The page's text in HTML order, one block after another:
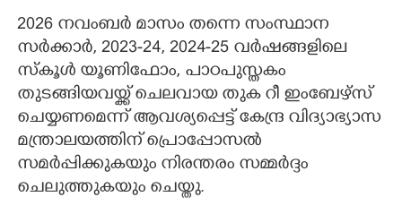
2026 നവംബർ മാസം തന്നെ സംസ്ഥാന
സർക്കാർ, 2023-24, 2024-25 വർഷങ്ങളിലെ
സ്കൂൾ യൂണിഫോം, പാഠപുസ്തകം
തുടങ്ങിയവയ്ക്ക് ചെലവായ തുക റീ ഇംബേഴ്സ്
ചെയ്യണമെന്ന് ആവശ്യപ്പെട്ട് കേന്ദ്ര വിദ്യാഭ്യാസ
മന്ത്രാലയത്തിന് പ്രൊപ്പോസൽ
സമർപ്പിക്കുകയും നിരന്തരം സമ്മർദ്ദം
ചെലുത്തുകയും ചെയ്തു.